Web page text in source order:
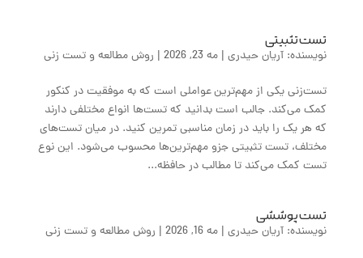
تست تثبیتی
نویسنده: آریان حیدری| مه 23, 2026 | روش مطالعه و تست زنی
تست‌زنی یکی از مهم‌ترین عواملی است که به موفقیت در کنکور
کمک می‌کند. جالب است بدانید که تست‌ها انواع مختلفی دارند
که هر یک را باید در زمان مناسبی تمرین‌ کنید. در میان تست‌های
مختلف، تست تثبیتی جزو مهم‌ترین‌ها محسوب می‌شود. این نوع
تست کمک می‌کند تا مطالب در حافظه...
تست پوششی
نویسنده: آریان حیدری| مه 16, 2026 | روش مطالعه و تست زنی